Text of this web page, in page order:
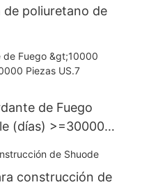
de poliuretano de
de Fuego
(días) >=30000
construcción de